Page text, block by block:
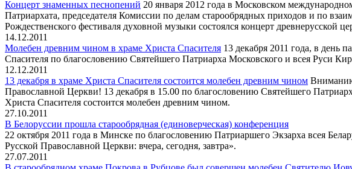
Концерт знаменных песнопений 20 января 2012 года в Московском
Патриархата, председателя Комиссии по делам старообрядных приходов и по
Рождественского фестиваля духовной музыки состоялся концерт древнерусской
14.12.2011
Молебен древним чином в храме Христа Спасителя 13 декабря 2011 года, в день
Спасителя по благословению Святейшего Патриарха Московского и всея Руси
12.12.2011
13 декабря в храме Христа Спасителя состоится молебен древним чином
Православной Церкви! 13 декабря в 15.00 по благословению Святейшего
Христа Спасителя состоится молебен древним чином.
27.10.2011
В Белоруссии прошла старообрядная (единоверческая) конференция
22 октября 2011 года в Минске по благословению Патриаршего Экзарха всея
Русской Православной Церкви: вчера, сегодня, завтра».
27.07.2011